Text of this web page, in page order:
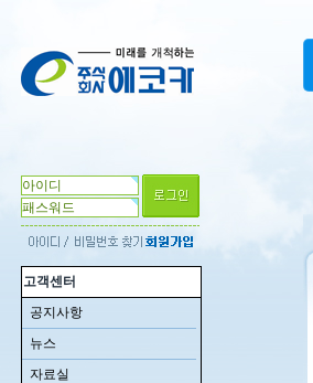
고객센터
공지사항
뉴스
자료실